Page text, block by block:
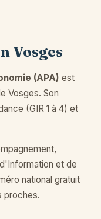
Vosges
(APA) est
Vosges. Son
(GIR 1 à 4) et
et de
national gratuit
proches.